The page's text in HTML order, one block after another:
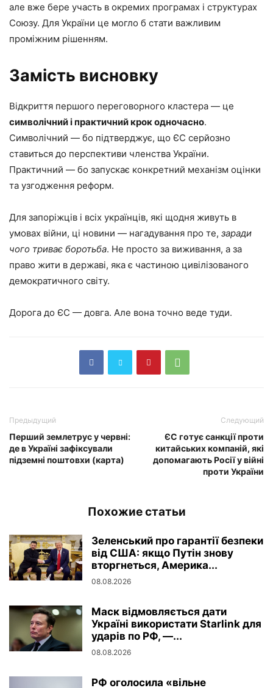
але вже бере участь в окремих програмах і структурах
Союзу. Для України це могло б стати важливим
проміжним рішенням.
Замість висновку
Відкриття першого переговорного кластера — це
символічний і практичний крок одночасно.
Символічний — бо підтверджує, що ЄС серйозно
ставиться до перспективи членства України.
Практичний — бо запускає конкретний механізм оцінки
та узгодження реформ.
Для запоріжців і всіх українців, які щодня живуть в
умовах війни, ці новини — нагадування про те, заради
чого триває боротьба. Не просто за виживання, а за
право жити в державі, яка є частиною цивілізованого
демократичного світу.
Дорога до ЄС — довга. Але вона точно веде туди.
Предыдущий
Перший землетрус у червні:
де в Україні зафіксували
підземні поштовхи (карта)
Следующий
ЄС готує санкції проти
китайських компаній, які
допомагають Росії у війні
проти України
Похожие статьи
Зеленський про гарантії безпеки
від США: якщо Путін знову
вторгнеться, Америка...
08.08.2026
Маск відмовляється дати
Україні використати Starlink для
ударів по РФ, —...
08.08.2026
РФ оголосила «вільне